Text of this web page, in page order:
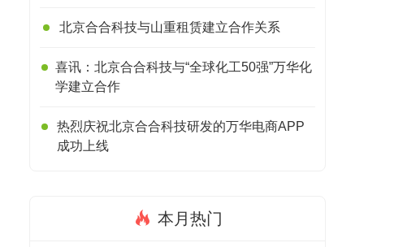
北京合合科技与山重租赁建立合作关系
喜讯：北京合合科技与“全球化工50强”万华化
学建立合作
热烈庆祝北京合合科技研发的万华电商APP
成功上线
本月热门